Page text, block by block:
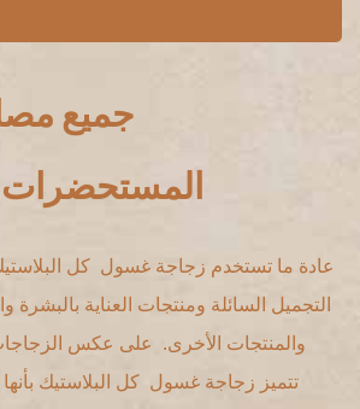
جميع
المستحضرات
عادة ما تستخدم زجاجة غسول كل
التجميل السائلة ومنتجات العناية
والمنتجات الأخرى. على عكس الزجاجات
تتميز زجاجة غسول كل البلاستيك